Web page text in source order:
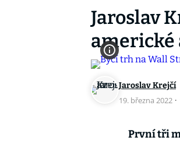
Jaroslav
americké
Jaroslav Krejčí
19. března 2022 ·
První tři